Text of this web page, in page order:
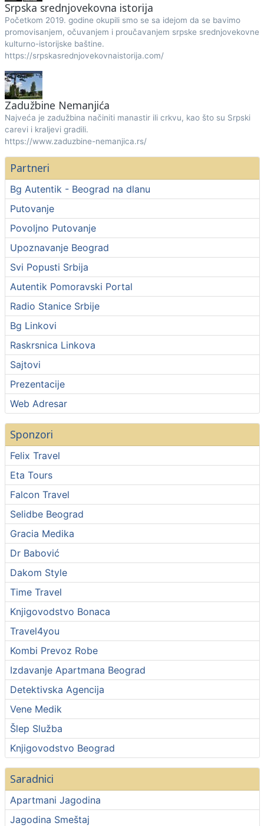
Srpska srednjovekovna istorija
Početkom 2019. godine okupili smo se sa idejom da se bavimo
promovisanjem, očuvanjem i proučavanjem srpske srednjovekovne
kulturno-istorijske baštine.
https://srpskasrednjovekovnaistorija.com/
Zadužbine Nemanjića
Najveća je zadužbina načiniti manastir ili crkvu, kao što su Srpski
carevi i kraljevi gradili.
https://www.zaduzbine-nemanjica.rs/
Partneri
Bg Autentik - Beograd na dlanu
Putovanje
Povoljno Putovanje
Upoznavanje Beograd
Svi Popusti Srbija
Autentik Pomoravski Portal
Radio Stanice Srbije
Bg Linkovi
Raskrsnica Linkova
Sajtovi
Prezentacije
Web Adresar
Sponzori
Felix Travel
Eta Tours
Falcon Travel
Selidbe Beograd
Gracia Medika
Dr Babović
Dakom Style
Time Travel
Knjigovodstvo Bonaca
Travel4you
Kombi Prevoz Robe
Izdavanje Apartmana Beograd
Detektivska Agencija
Vene Medik
Šlep Služba
Knjigovodstvo Beograd
Saradnici
Apartmani Jagodina
Jagodina Smeštaj